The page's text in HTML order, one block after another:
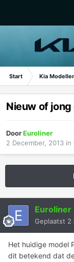
Start Kia
Nieuw of
DoorEuroliner
2 December, 2013 in
Euroliner
Geplaatst 2
Het huidige model
dit betekend dat